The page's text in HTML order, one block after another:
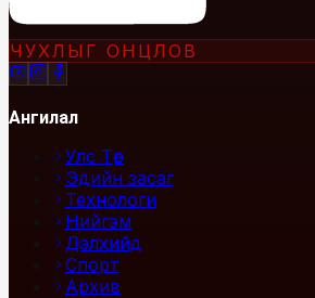
ЧУХЛЫГ ОНЦЛОВ
Ангилал
Улс Төр
Эдийн засаг
Технологи
Нийгэм
Дэлхийд
Спорт
Архив